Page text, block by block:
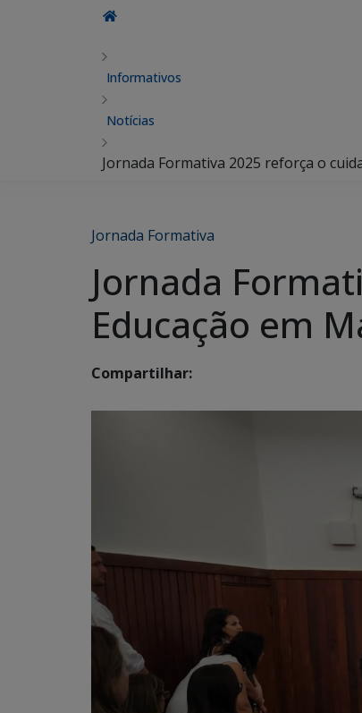
Informativos
Notícias
Jornada Formativa 2025 reforça o
Jornada Formativa
Jornada
Educação em
Compartilhar: